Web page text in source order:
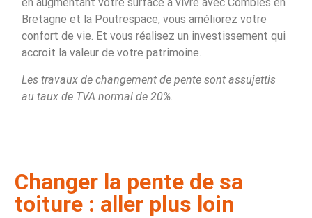
Bretagne et la Poutrespace, vous améliorez votre
confort de vie. Et vous réalisez un investissement qui
accroit la valeur de votre patrimoine.
Les travaux de changement de pente sont assujettis
au taux de TVA normal de 20%.
Changer la pente de sa
toiture : aller plus loin